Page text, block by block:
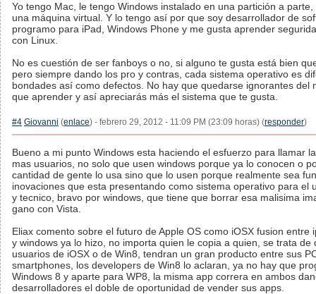
Yo tengo Mac, le tengo Windows instalado en una partición a
una máquina virtual. Y lo tengo así por que soy desarrollador de
programo para iPad, Windows Phone y me gusta aprender
con Linux.
No es cuestión de ser fanboys o no, si alguno te gusta está bien
pero siempre dando los pro y contras, cada sistema operativo es
bondades así como defectos. No hay que quedarse ignorantes del
que aprender y así apreciarás más el sistema que te gusta.
#4 Giovanni (enlace) - febrero 29, 2012 - 11:09 PM (23:09 horas) (responder)
Bueno a mi punto Windows esta haciendo el esfuerzo para llamar
mas usuarios, no solo que usen windows porque ya lo conocen o
cantidad de gente lo usa sino que lo usen porque realmente sea
inovaciones que esta presentando como sistema operativo para el
y tecnico, bravo por windows, que tiene que borrar esa malisima
gano con Vista.
Eliax comento sobre el futuro de Apple OS como iOSX fusion entre
y windows ya lo hizo, no importa quien le copia a quien, se trata de
usuarios de iOSX o de Win8, tendran un gran producto entre sus
smartphones, los developers de Win8 lo aclaran, ya no hay que
Windows 8 y aparte para WP8, la misma app correra en ambos
desarrolladores el doble de oportunidad de vender sus apps.